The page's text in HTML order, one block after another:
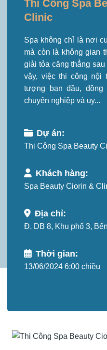
Thi Công Spa
Clinic
Spa không chỉ là nơi
mà còn là không gian
giải tỏa căng thẳng
vậy, việc thi công nội
tượng ban đầu,
chuyên nghiệp và uy...
Dự án:
Thi Công Spa Beauty
Khách hàng:
Spa Beauty Ciorin &
Địa chỉ:
Đ. DB 8, Khu phố 3,
Thời gian:
13/06/2024 6:00 chiều